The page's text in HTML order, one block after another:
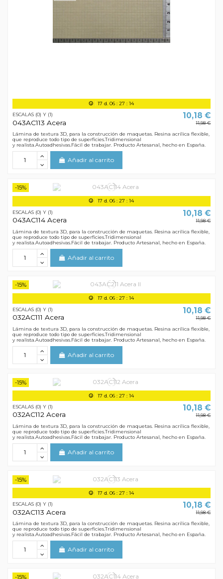
17 d. 06 :27 :13
ESCALAS (0) Y (1)
043AC113 Acera
10,18 €
11,98 €
Lámina de textura 3D, para la construcción de maquetas. Resina acrílica flexible,
que reproduce todo tipo de superficies.Tridimensional
y realista.Autoadhesivas.Fácil de trabajar. Producto Artesanal, hecho en España.
Añadir al carrito
-15%
17 d. 06 :27 :13
ESCALAS (0) Y (1)
043AC114 Acera
10,18 €
11,98 €
Lámina de textura 3D, para la construcción de maquetas. Resina acrílica flexible,
que reproduce todo tipo de superficies.Tridimensional
y realista.Autoadhesivas.Fácil de trabajar. Producto Artesanal, hecho en España.
Añadir al carrito
-15%
17 d. 06 :27 :13
ESCALAS (0) Y (1)
032AC111 Acera
10,18 €
11,98 €
Lámina de textura 3D, para la construcción de maquetas. Resina acrílica flexible,
que reproduce todo tipo de superficies.Tridimensional
y realista.Autoadhesivas.Fácil de trabajar. Producto Artesanal, hecho en España.
Añadir al carrito
-15%
17 d. 06 :27 :13
ESCALAS (0) Y (1)
032AC112 Acera
10,18 €
11,98 €
Lámina de textura 3D, para la construcción de maquetas. Resina acrílica flexible,
que reproduce todo tipo de superficies.Tridimensional
y realista.Autoadhesivas.Fácil de trabajar. Producto Artesanal, hecho en España.
Añadir al carrito
-15%
17 d. 06 :27 :13
ESCALAS (0) Y (1)
032AC113 Acera
10,18 €
11,98 €
Lámina de textura 3D, para la construcción de maquetas. Resina acrílica flexible,
que reproduce todo tipo de superficies.Tridimensional
y realista.Autoadhesivas.Fácil de trabajar. Producto Artesanal, hecho en España.
Añadir al carrito
-15%